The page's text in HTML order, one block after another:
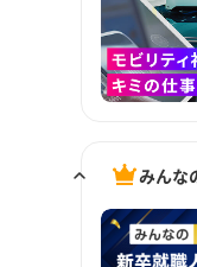
みんな